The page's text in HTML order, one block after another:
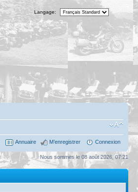
Langage:
Annuaire M’enregistrer Connexion
Nous sommes le 08 août 2026, 07:21